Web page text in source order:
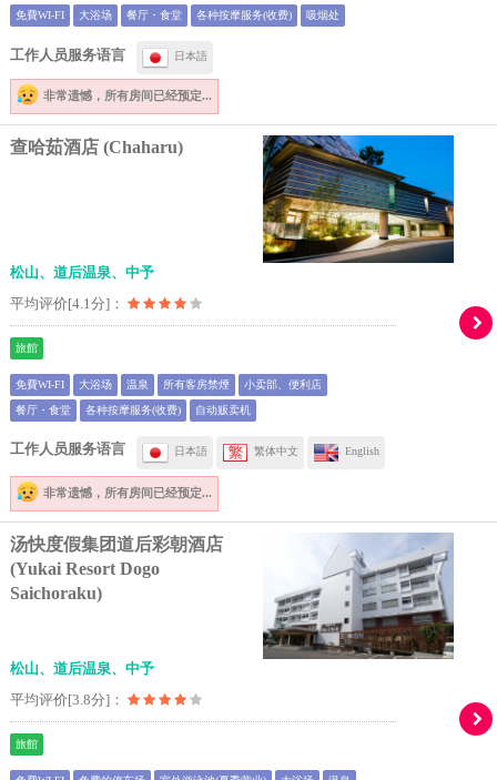
免費WI-FI 大浴场 餐厅・食堂 各种按摩服务(收费) 吸烟处
工作人员服务语言 日本語
非常遗憾， 所有房间已经预定...
查哈茹酒店 (Chaharu)
松山、道后温泉、中予
平均评价[4.1分]：
旅館
免費WI-FI 大浴场 温泉 所有客房禁煙 小卖部、便利店
餐厅・食堂 各种按摩服务(收费) 自动贩卖机
工作人员服务语言 日本語 繁体中文 English
非常遗憾， 所有房间已经预定...
汤快度假集团道后彩朝酒店
(Yukai Resort Dogo
Saichoraku)
松山、道后温泉、中予
平均评价[3.8分]：
旅館